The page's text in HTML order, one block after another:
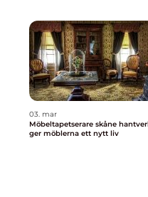
03. mar
Möbeltapetserare skåne hantverk som
ger möblerna ett nytt liv